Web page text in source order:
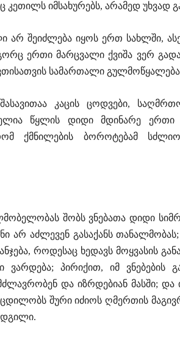
კეთილს იმსახურებს, არამედ უხვად
შეიძლება იყოს ერთ სახლში,
ერთი მარცვალი ქვიშა ვერ
სამართალი
კაცის ცოდვები,
წყლის დიდი მდინარე ერთი
ქმნილების ბოროტებამ
შობს ვნებათა დიდი
არ აძლევენ გასაქანს
როდესაც ხედავს მოყვასის
ვარდება; პირიქით, იმ ვნებების
და იზრდებიან მასში;
შური იძიოს ღმერთის